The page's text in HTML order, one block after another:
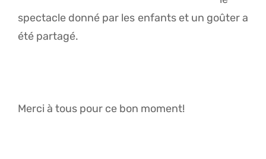
spectacle donné par les enfants et un goûter a
été partagé.
Merci à tous pour ce bon moment!